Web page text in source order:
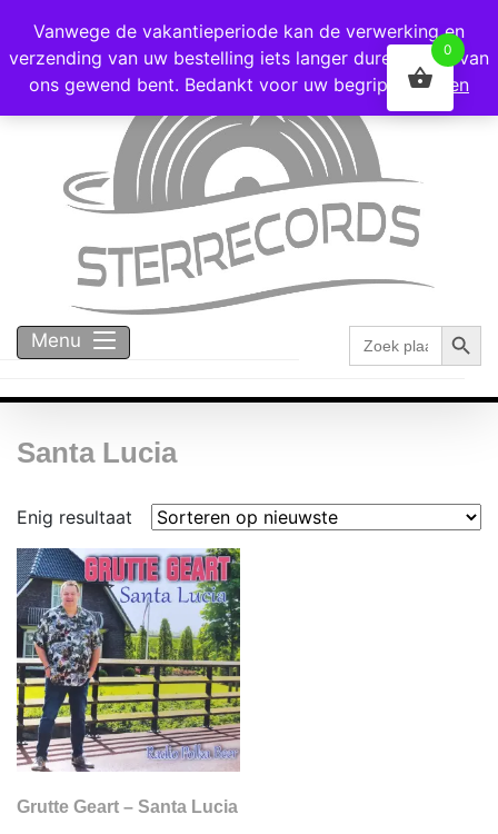
Voor 16:00 besteld = vandaag verzonden!
Menu
Zoek
naar:
Santa Lucia
Enig resultaat
Grutte Geart – Santa Lucia
Vanwege de vakantieperiode kan de verwerking en
verzending van uw bestelling iets langer duren dan u van
ons gewend bent. Bedankt voor uw begrip!
Negeren
0